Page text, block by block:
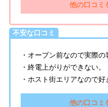
他の口コミ
不安な口コミ
・オープン前なので実際の
・終電上がりができない。
・ホスト街エリアなので好
他の口コミ